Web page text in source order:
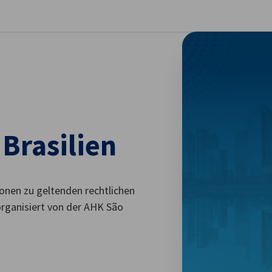
zu geltenden rechtlichen
von der AHK São